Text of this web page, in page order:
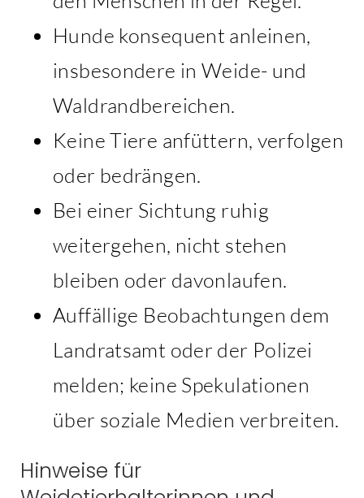
Hunde konsequent anleinen,
insbesondere in Weide- und
Waldrandbereichen.
Keine Tiere anfüttern, verfolgen
oder bedrängen.
Bei einer Sichtung ruhig
weitergehen, nicht stehen
bleiben oder davonlaufen.
Auffällige Beobachtungen dem
Landratsamt oder der Polizei
melden; keine Spekulationen
über soziale Medien verbreiten.
Hinweise für